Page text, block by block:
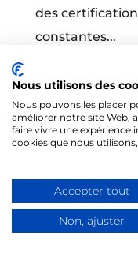
des
constantes...
Mentions
Nous utilisons des
Nous pouvons les placer
améliorer notre site Web,
faire vivre une expérience
cookies que nous
Accepter tout
Non, ajuster